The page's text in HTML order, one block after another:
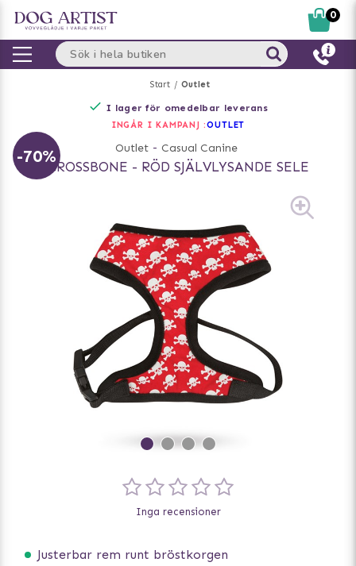
Start Outlet
I lager för omedelbar leverans
INGÅR I KAMPANJ :OUTLET
-70% Outlet - Casual Canine
CROSSBONE - RÖD SJÄLVLYSANDE SELE
Justerbar rem runt bröstkorgen
Inga recensioner
0